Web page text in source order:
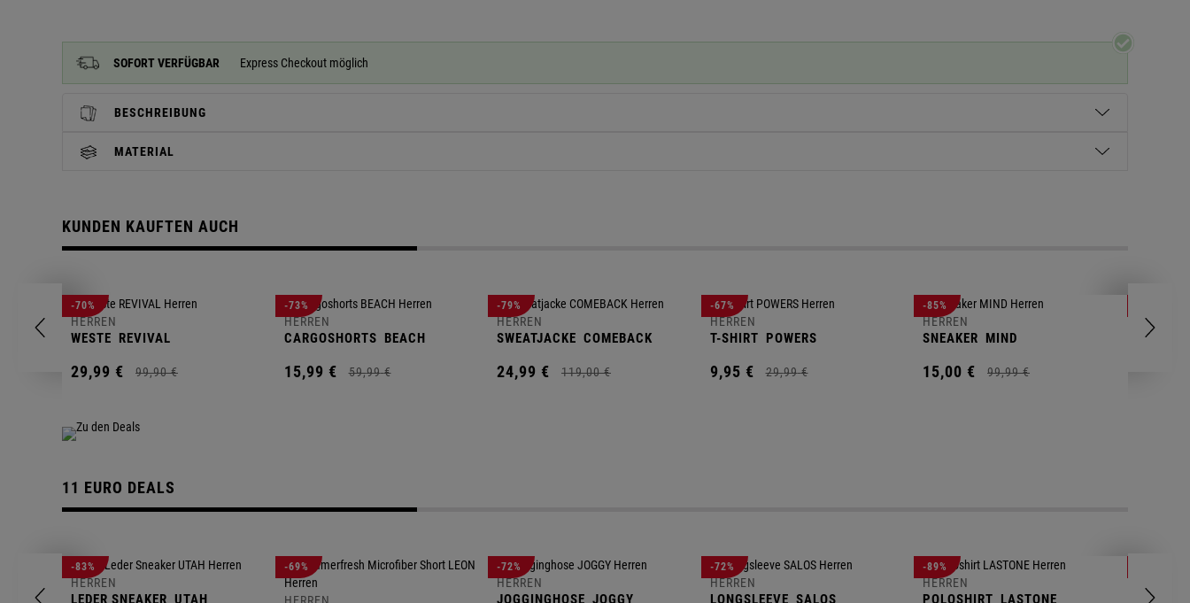
SOFORT VERFÜGBAR Express Checkout möglich
BESCHREIBUNG
MATERIAL
KUNDEN KAUFTEN AUCH
-70%
HERREN
WESTE REVIVAL
29,99 € 99,90 €
-73%
HERREN
CARGOSHORTS BEACH
15,99 € 59,99 €
-79%
HERREN
SWEATJACKE COMEBACK
24,99 € 119,00 €
-67%
HERREN
T-SHIRT POWERS
9,95 € 29,99 €
-85%
HERREN
SNEAKER MIND
15,00 € 99,99 €
11 EURO DEALS
-83%
HERREN
LEDER SNEAKER UTAH
-69% -72%
HERREN
JOGGINGHOSE JOGGY
-72%
HERREN
LONGSLEEVE SALOS
-89%
HERREN
POLOSHIRT LASTONE SHORT